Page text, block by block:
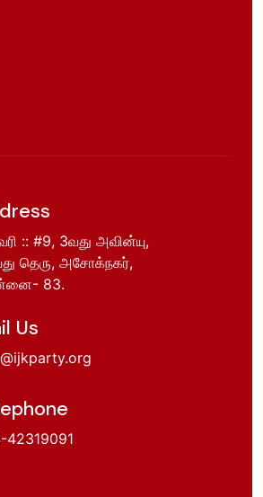
:: #9, 3வது அவின்யு,
தெரு, அசோக்நகர்,
83.
Us
42319091